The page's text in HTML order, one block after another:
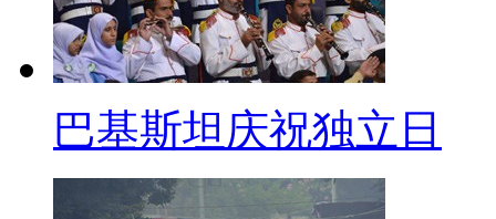
【口播】不知道是不是无论
到病除”呢？对于日本首相安倍
否给开个妙方呢？明天就是
天不参拜靖国神社，但决定作
巴基斯坦庆祝独立日